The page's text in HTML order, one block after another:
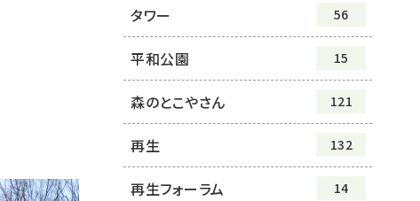
タワー 56
平和公園 15
森のとこやさん 121
再生 132
再生フォーラム 14